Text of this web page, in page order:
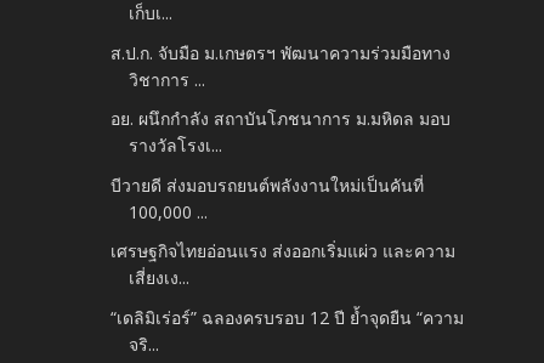
เก็บเ...
ส.ป.ก. จับมือ ม.เกษตรฯ พัฒนาความร่วมมือทาง
วิชาการ ...
อย. ผนึกกำลัง สถาบันโภชนาการ ม.มหิดล มอบ
รางวัลโรงเ...
บีวายดี ส่งมอบรถยนต์พลังงานใหม่เป็นคันที่
100,000 ...
เศรษฐกิจไทยอ่อนแรง ส่งออกเริ่มแผ่ว และความ
เสี่ยงเง...
“เดลิมิเร่อร์” ฉลองครบรอบ 12 ปี ย้ำจุดยืน “ความ
จริ...